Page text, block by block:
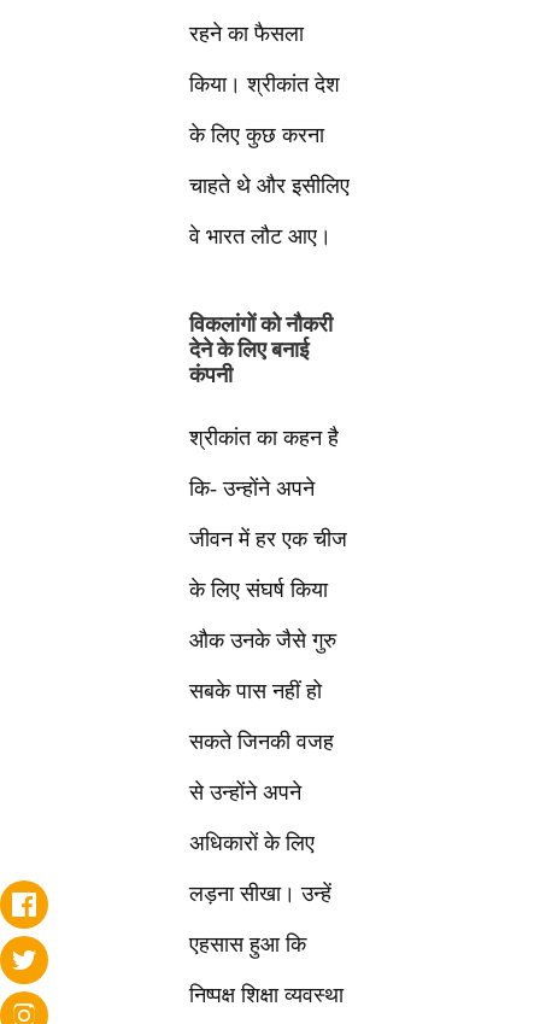
रहने का फैसला
किया। श्रीकांत देश
के लिए कुछ करना
चाहते थे और इसीलिए
वे भारत लौट आए।
विकलांगों को नौकरी
देने के लिए बनाई
कंपनी
श्रीकांत का कहन है
कि- उन्होंने अपने
जीवन में हर एक चीज
के लिए संघर्ष किया
औक उनके जैसे गुरु
सबके पास नहीं हो
सकते जिनकी वजह
से उन्होंने अपने
अधिकारों के लिए
लड़ना सीखा। उन्हें
एहसास हुआ कि
निष्पक्ष शिक्षा व्यवस्था